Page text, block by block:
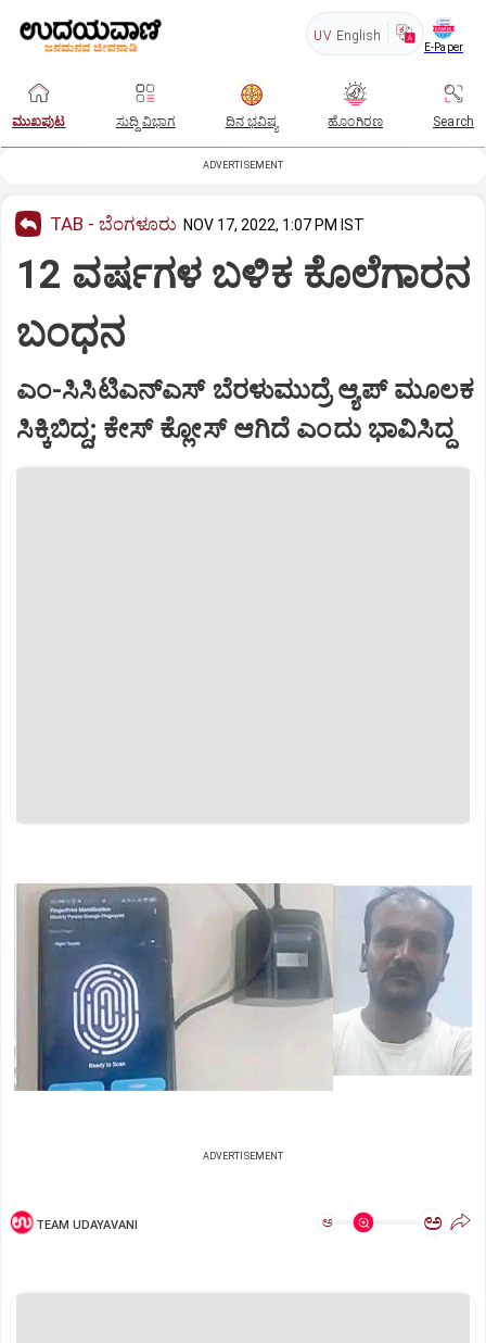
UV English
E-Paper
ಮುಖಪುಟ ಸುದ್ದಿ ವಿಭಾಗ ದಿನ ಭವಿಷ್ಯ ಹೊಂಗಿರಣ Search
ADVERTISEMENT
TAB - ಬೆಂಗಳೂರು NOV 17, 2022, 1:07 PM IST
12 ವರ್ಷಗಳ ಬಳಿಕ ಕೊಲೆಗಾರನ
ಬಂಧನ
ಎಂ-ಸಿಸಿಟಿಎನ್‌ಎಸ್‌ ಬೆರಳುಮುದ್ರೆ ಆ್ಯಪ್‌ ಮೂಲಕ
ಸಿಕ್ಕಿಬಿದ್ದ; ಕೇಸ್‌ ಕ್ಲೋಸ್‌ ಆಗಿದೆ ಎಂದು ಭಾವಿಸಿದ್ದ
ADVERTISEMENT
TEAM UDAYAVANI ಅ ಅ